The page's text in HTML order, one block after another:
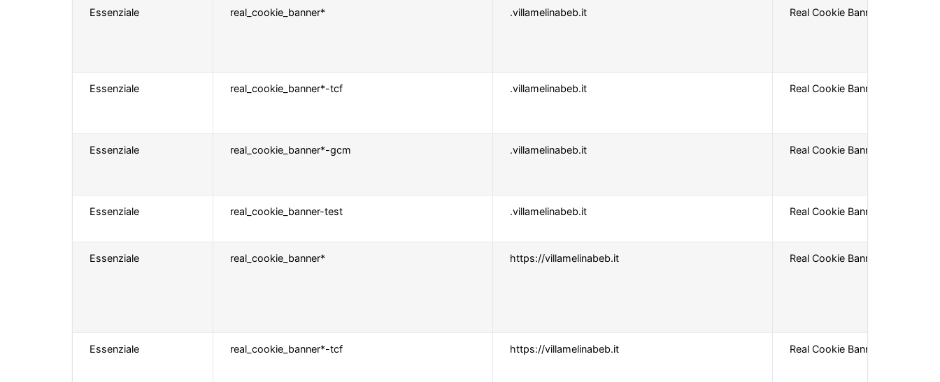
Essenziale real_cookie_banner* .villamelinabeb.it Real Cookie Banner
Essenziale real_cookie_banner*-tcf .villamelinabeb.it Real Cookie Banner
Essenziale real_cookie_banner*-gcm .villamelinabeb.it Real Cookie Banner
Essenziale real_cookie_banner-test .villamelinabeb.it Real Cookie Banner
Essenziale real_cookie_banner* https://villamelinabeb.it Real Cookie Banner
Essenziale real_cookie_banner*-tcf https://villamelinabeb.it Real Cookie Banner